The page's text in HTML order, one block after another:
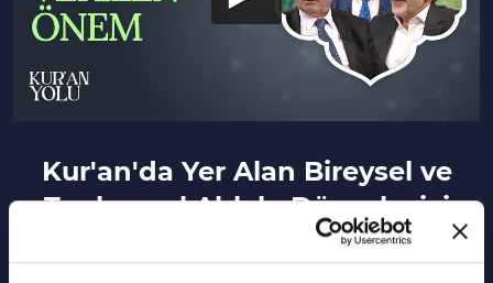
Kur'an'da Yer Alan Bireysel ve
Toplumsal Ahlakı Düzenleyici
İlkeler | Kur'an Yolu